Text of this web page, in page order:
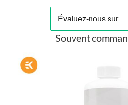
Souvent